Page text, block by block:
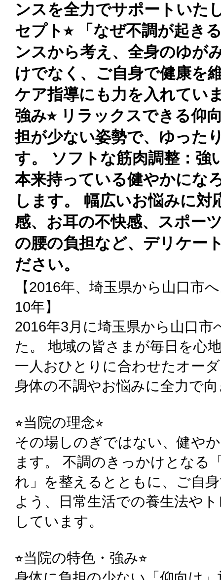
ンスを全力でサポートいた
セプト⭐︎ 「なぜ不調が起き
ンスから考え、全身のゆが
けでなく、ご自身で健康を
ケア指導にも力を入れてい
強み⭐︎ リラックスできる仰
担が少ない姿勢で、ゆった
す。 ソフトな筋肉調整：強
本来持っている健やかにな
します。 幅広いお悩みに対
感、お耳の不快感、スポー
の腰の負担など、デリケー
ださい。
【2016年、埼玉県から山口市
10年】
2016年3月に埼玉県から山口
た。 地域の皆さまが毎日を心
一人おひとりに合わせたオー
身体の不調やお悩みに全力で
⭐︎当院の理念⭐︎
その場しのぎではない、健や
ます。 不調のきっかけとなる
れ」を整えるとともに、ご自
よう、日常生活での養生法や
しています。
⭐︎当院の特色・強み⭐︎